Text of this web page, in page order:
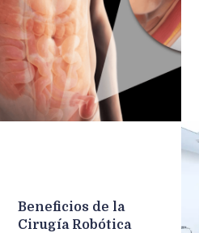
Beneficios de la
Cirugía Robótica